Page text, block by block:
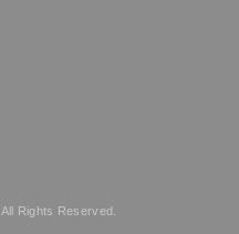
All Rights Reserved.